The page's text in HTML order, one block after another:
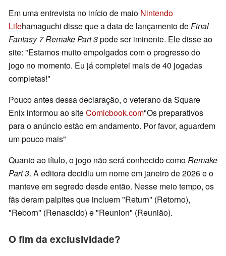
Em uma entrevista no início de maio Nintendo
Lifehamaguchi disse que a data de lançamento deFinal
Fantasy 7 Remake Part 3pode ser iminente. Ele disse ao
site: "Estamos muito empolgados com o progresso do
jogo no momento. Eu já completei mais de 40 jogadas
completas!"
Pouco antes dessa declaração, o veterano da Square
Enix informou ao siteComicbook.com"Os preparativos
para o anúncio estão em andamento. Por favor, aguardem
um pouco mais"
Quanto ao título, o jogo não será conhecido comoRemake
Part 3. A editora decidiu um nome em janeiro de 2026 e o
manteve em segredo desde então. Nesse meio tempo, os
fãs deram palpites que incluem "Return" (Retorno),
"Reborn" (Renascido) e "Reunion" (Reunião).
O fim da exclusividade?